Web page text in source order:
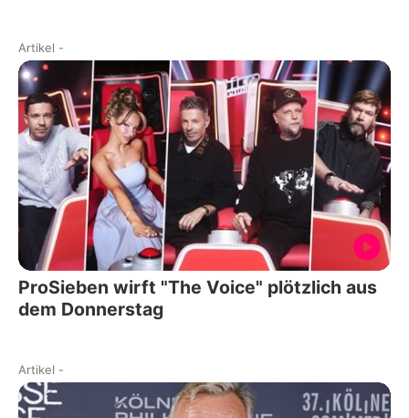
Artikel -
ProSieben wirft "The Voice" plötzlich aus
dem Donnerstag
Artikel -